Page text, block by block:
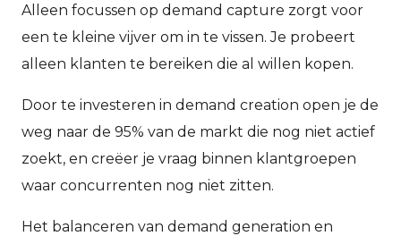
Alleen focussen op demand capture zorgt voor
een te kleine vijver om in te vissen. Je probeert
alleen klanten te bereiken die al willen kopen.
Door te investeren in demand creation open je de
weg naar de 95% van de markt die nog niet actief
zoekt, en creëer je vraag binnen klantgroepen
waar concurrenten nog niet zitten.
Het balanceren van demand generation en